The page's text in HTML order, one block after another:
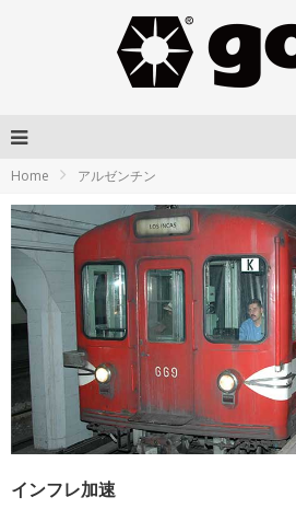
Home アルゼンチン
インフレ加速